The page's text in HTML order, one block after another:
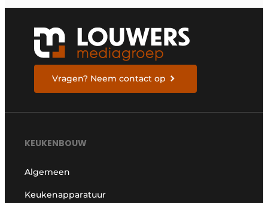
Vragen? Neem contact op
KEUKENBOUW
Algemeen
Keukenapparatuur